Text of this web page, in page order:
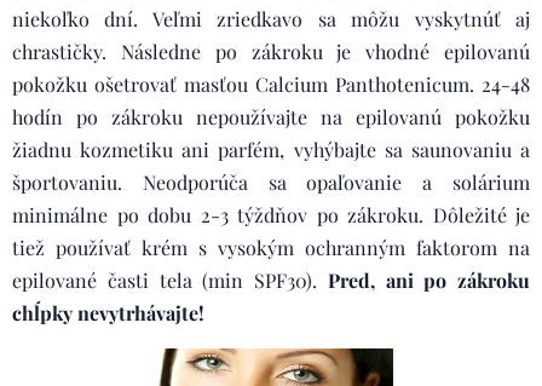
niekoľko dní. Veľmi zriedkavo sa môžu vyskytnúť aj
chrastičky. Následne po zákroku je vhodné epilovanú
pokožku ošetrovať masťou Calcium Panthotenicum. 24-48
hodín po zákroku nepoužívajte na epilovanú pokožku
žiadnu kozmetiku ani parfém, vyhýbajte sa saunovaniu a
športovaniu. Neodporúča sa opaľovanie a solárium
minimálne po dobu 2-3 týždňov po zákroku. Dôležité je
tiež používať krém s vysokým ochranným faktorom na
epilované časti tela (min SPF30). Pred, ani po zákroku
chĺpky nevytrhávajte!